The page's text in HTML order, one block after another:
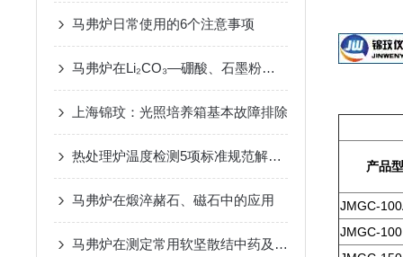
马弗炉日常使用的6个注意事项
马弗炉在Li₂CO₃—硼酸、石墨粉坩埚熔样法中的用途
上海锦玟：光照培养箱基本故障排除
热处理炉温度检测5项标准规范解读三
马弗炉在煅淬赭石、磁石中的应用
马弗炉在测定常用软坚散结中药及复方的碘含量。中的应用
产品
JMGC-
JMGC-